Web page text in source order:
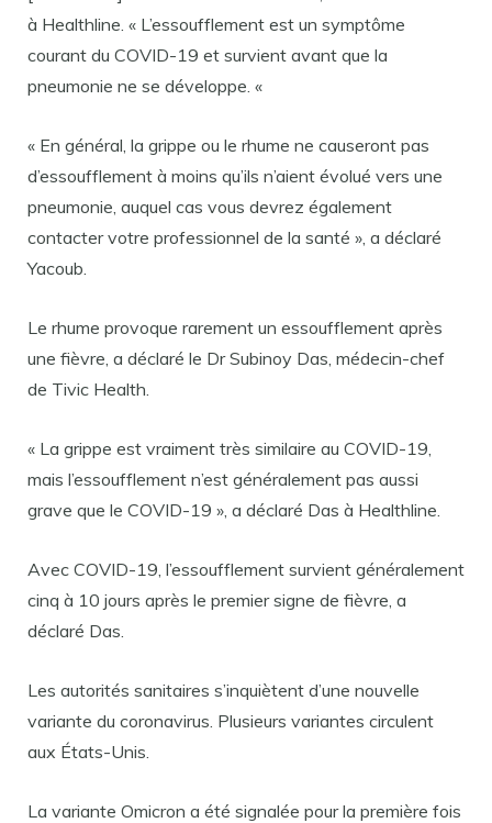
à Healthline. « L’essoufflement est un symptôme
courant du COVID-19 et survient avant que la
pneumonie ne se développe. «
« En général, la grippe ou le rhume ne causeront pas
d’essoufflement à moins qu’ils n’aient évolué vers une
pneumonie, auquel cas vous devrez également
contacter votre professionnel de la santé », a déclaré
Yacoub.
Le rhume provoque rarement un essoufflement après
une fièvre, a déclaré le Dr Subinoy Das, médecin-chef
de Tivic Health.
« La grippe est vraiment très similaire au COVID-19,
mais l’essoufflement n’est généralement pas aussi
grave que le COVID-19 », a déclaré Das à Healthline.
Avec COVID-19, l’essoufflement survient généralement
cinq à 10 jours après le premier signe de fièvre, a
déclaré Das.
Les autorités sanitaires s’inquiètent d’une nouvelle
variante du coronavirus. Plusieurs variantes circulent
aux États-Unis.
La variante Omicron a été signalée pour la première fois